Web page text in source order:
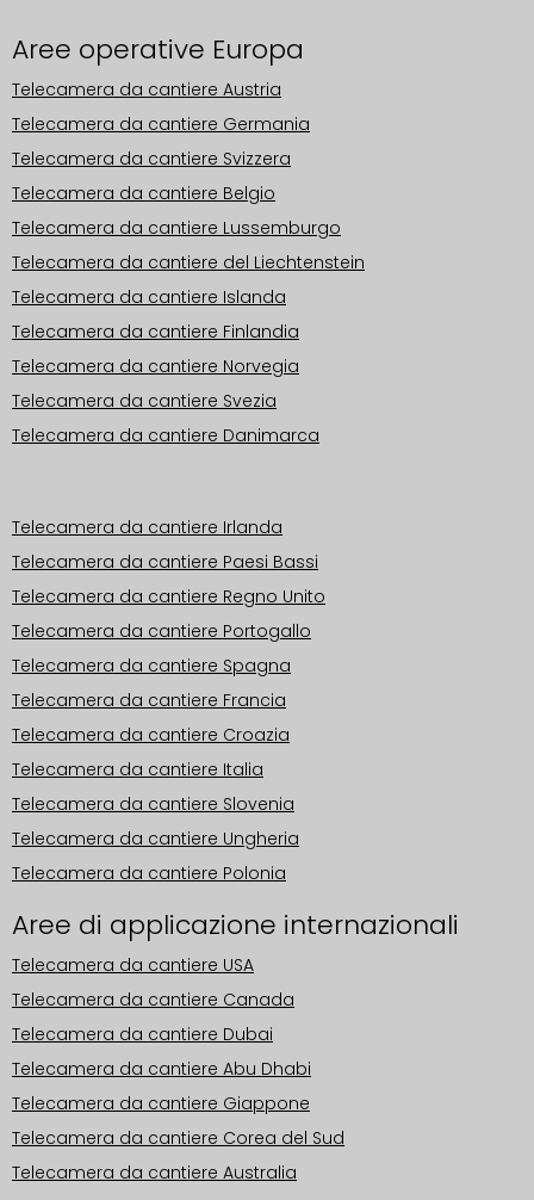
Aree operative Europa
Telecamera da cantiere Austria
Telecamera da cantiere Germania
Telecamera da cantiere Svizzera
Telecamera da cantiere Belgio
Telecamera da cantiere Lussemburgo
Telecamera da cantiere del Liechtenstein
Telecamera da cantiere Islanda
Telecamera da cantiere Finlandia
Telecamera da cantiere Norvegia
Telecamera da cantiere Svezia
Telecamera da cantiere Danimarca
Telecamera da cantiere Irlanda
Telecamera da cantiere Paesi Bassi
Telecamera da cantiere Regno Unito
Telecamera da cantiere Portogallo
Telecamera da cantiere Spagna
Telecamera da cantiere Francia
Telecamera da cantiere Croazia
Telecamera da cantiere Italia
Telecamera da cantiere Slovenia
Telecamera da cantiere Ungheria
Telecamera da cantiere Polonia
Aree di applicazione internazionali
Telecamera da cantiere USA
Telecamera da cantiere Canada
Telecamera da cantiere Dubai
Telecamera da cantiere Abu Dhabi
Telecamera da cantiere Giappone
Telecamera da cantiere Corea del Sud
Telecamera da cantiere Australia